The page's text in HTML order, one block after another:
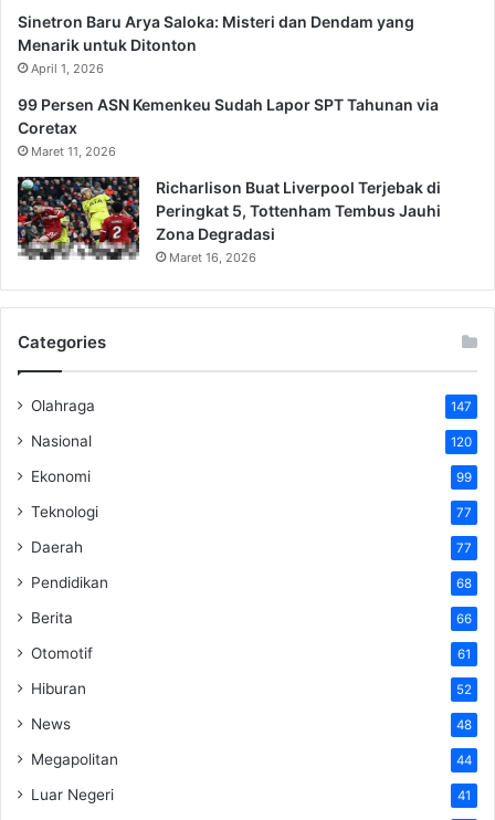
Sinetron Baru Arya Saloka: Misteri dan Dendam yang
Menarik untuk Ditonton
April 1, 2026
99 Persen ASN Kemenkeu Sudah Lapor SPT Tahunan via
Coretax
Maret 11, 2026
Richarlison Buat Liverpool Terjebak di
Peringkat 5, Tottenham Tembus Jauhi
Zona Degradasi
Maret 16, 2026
Categories
Olahraga 147
Nasional 120
Ekonomi 99
Teknologi 77
Daerah 77
Pendidikan 68
Berita 66
Otomotif 61
Hiburan 52
News 48
Megapolitan 44
Luar Negeri 41